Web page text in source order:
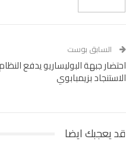
السابق بوست
احتضار جبهة البوليساريو يدفع
الاستنجاد بزيمبابوي
قد يعجبك ايضا